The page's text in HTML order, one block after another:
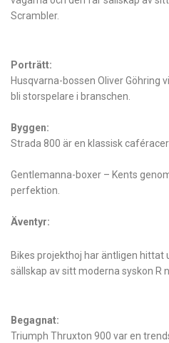
Scrambler.
Porträtt:
Husqvarna-bossen Oliver Göhring
bli storspelare i branschen.
Byggen:
Strada 800 är en klassisk
Gentlemanna-boxer – Kents
perfektion.
Äventyr:
Bikes projekthoj har äntligen hittat
sällskap av sitt moderna syskon R
Begagnat:
Triumph Thruxton 900 var en